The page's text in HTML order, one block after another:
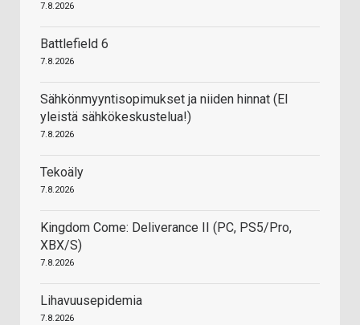
7.8.2026
Battlefield 6
7.8.2026
Sähkönmyyntisopimukset ja niiden hinnat (EI
yleistä sähkökeskustelua!)
7.8.2026
Tekoäly
7.8.2026
Kingdom Come: Deliverance II (PC, PS5/Pro,
XBX/S)
7.8.2026
Lihavuusepidemia
7.8.2026